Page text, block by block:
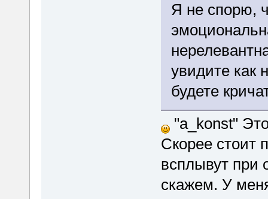
Я не спорю,
увидите как
будете
"a_konst"
Скорее стоит
всплывут при
скажем. У